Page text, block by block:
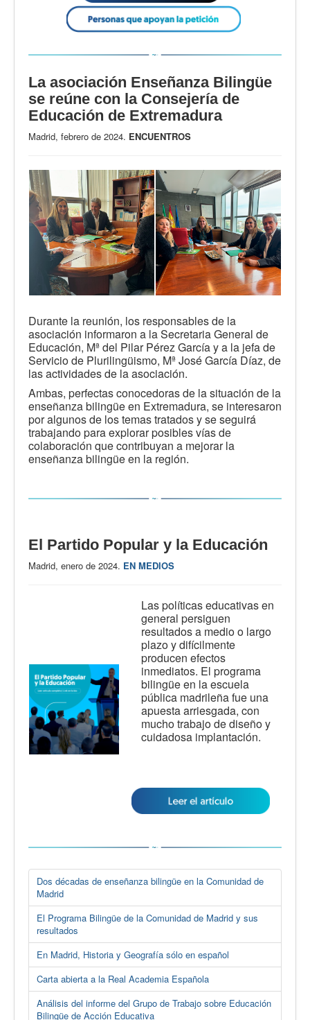
La asociación Enseñanza Bilingüe
se reúne con la Consejería de
Educación de Extremadura
Madrid, febrero de 2024. ENCUENTROS
Durante la reunión, los responsables de la
asociación informaron a la Secretaria General de
Educación, Mª del Pilar Pérez García y a la jefa de
Servicio de Plurilingüismo, Mª José García Díaz, de
las actividades de la asociación.
Ambas, perfectas conocedoras de la situación de la
enseñanza bilingüe en Extremadura, se interesaron
por algunos de los temas tratados y se seguirá
trabajando para explorar posibles vías de
colaboración que contribuyan a mejorar la
enseñanza bilingüe en la región.
El Partido Popular y la Educación
Madrid, enero de 2024. EN MEDIOS
Las políticas educativas en
general persiguen
resultados a medio o largo
plazo y difícilmente
producen efectos
inmediatos. El programa
bilingüe en la escuela
pública madrileña fue una
apuesta arriesgada, con
mucho trabajo de diseño y
cuidadosa implantación.
Dos décadas de enseñanza bilingüe en la Comunidad de
Madrid
El Programa Bilingüe de la Comunidad de Madrid y sus
resultados
En Madrid, Historia y Geografía sólo en español
Carta abierta a la Real Academia Española
Análisis del informe del Grupo de Trabajo sobre Educación
Bilingüe de Acción Educativa